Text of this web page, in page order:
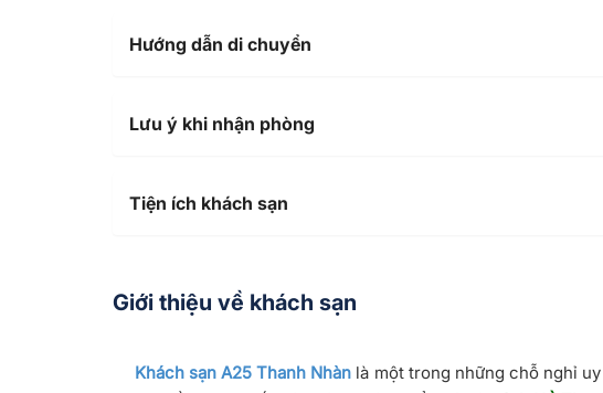
Hướng dẫn di chuyển
Lưu ý khi nhận phòng
Tiện ích khách sạn
Giới thiệu về khách sạn
Khách sạn A25 Thanh Nhàn là một trong những chỗ nghỉ